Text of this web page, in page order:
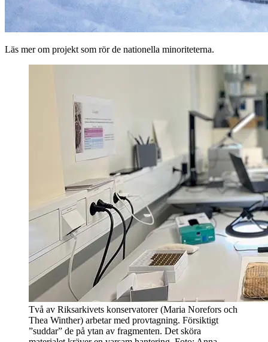
Läs mer om projekt som rör de nationella minoriteterna.
Två av Riksarkivets konservatorer (Maria Norefors och
Thea Winther) arbetar med provtagning. Försiktigt
”suddar” de på ytan av fragmenten. Det sköra